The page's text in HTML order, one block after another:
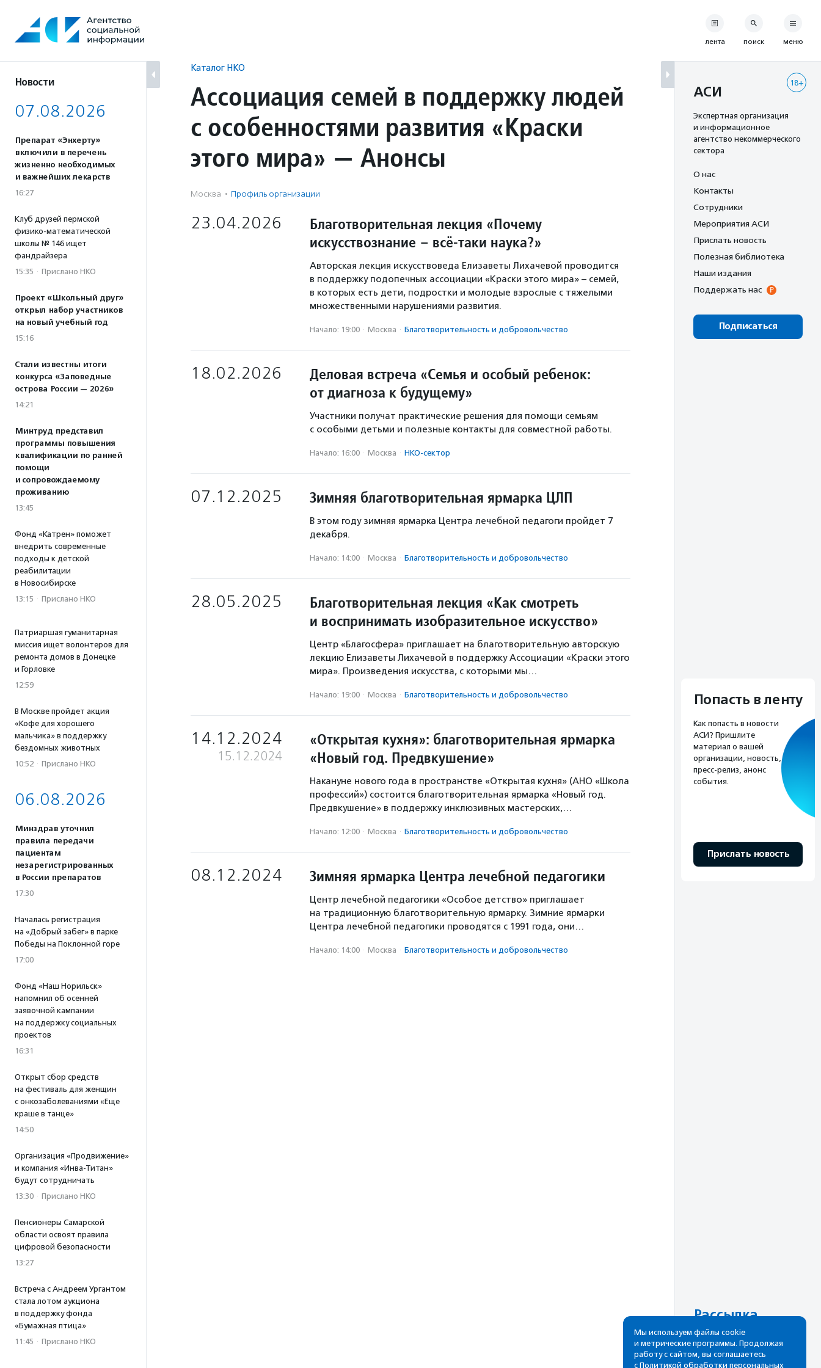
содержанию
Новости
07.08.2026
Препарат «Энхерту»
включили в перечень
жизненно необходимых
и важнейших лекарств
16:27
Клуб друзей пермской
физико-математической
школы № 146 ищет
фандрайзера
15:35 · Прислано НКО
Проект «Школьный друг»
открыл набор участников
на новый учебный год
15:16
Стали известны итоги
конкурса «Заповедные
острова России — 2026»
14:21
Минтруд представил
программы повышения
квалификации по ранней
помощи
и сопровождаемому
проживанию
13:45
Фонд «Катрен» поможет
внедрить современные
подходы к детской
реабилитации
в Новосибирске
13:15 · Прислано НКО
Патриаршая гуманитарная
миссия ищет волонтеров для
ремонта домов в Донецке
и Горловке
12:59
В Москве пройдет акция
«Кофе для хорошего
мальчика» в поддержку
бездомных животных
10:52 · Прислано НКО
06.08.2026
Минздрав уточнил
правила передачи
пациентам
незарегистрированных
в России препаратов
17:30
Началась регистрация
на «Добрый забег» в парке
Победы на Поклонной горе
17:00
Фонд «Наш Норильск»
напомнил об осенней
заявочной кампании
на поддержку социальных
проектов
16:31
Открыт сбор средств
на фестиваль для женщин
с онкозаболеваниями «Еще
краше в танце»
14:50
Организация «Продвижение»
и компания «Инва-Титан»
будут сотрудничать
13:30 · Прислано НКО
Пенсионеры Самарской
области освоят правила
цифровой безопасности
13:27
Встреча с Андреем Ургантом
стала лотом аукциона
в поддержку фонда
«Бумажная птица»
11:45 · Прислано НКО
Каталог НКО
Ассоциация семей в поддержку людей
с особенностями развития «Краски
этого мира» — Анонсы
Москва · Профиль организации
23.04.2026
Благотворительная лекция «Почему
искусствознание – всё-таки наука?»
Авторская лекция искусствоведа Елизаветы Лихачевой проводится
в поддержку подопечных ассоциации «Краски этого мира» – семей,
в которых есть дети, подростки и молодые взрослые с тяжелыми
множественными нарушениями развития.
Начало: 19:00 · Москва · Благотвори­тель­ность и доброволь­чест­во
18.02.2026
Деловая встреча «Семья и особый ребенок:
от диагноза к будущему»
Участники получат практические решения для помощи семьям
с особыми детьми и полезные контакты для совместной работы.
Начало: 16:00 · Москва · НКО-сектор
07.12.2025 Зимняя благотворительная ярмарка ЦЛП
В этом году зимняя ярмарка Центра лечебной педагоги пройдет 7
декабря.
Начало: 14:00 · Москва · Благотвори­тель­ность и доброволь­чест­во
28.05.2025
Благотворительная лекция «Как смотреть
и воспринимать изобразительное искусство»
Центр «Благосфера» приглашает на благотворительную авторскую
лекцию Елизаветы Лихачевой в поддержку Ассоциации «Краски этого
мира». Произведения искусства, с которыми мы…
Начало: 19:00 · Москва · Благотвори­тель­ность и доброволь­чест­во
14.12.2024
15.12.2024
«Открытая кухня»: благотворительная ярмарка
«Новый год. Предвкушение»
Накануне нового года в пространстве «Открытая кухня» (АНО «Школа
профессий») состоится благотворительная ярмарка «Новый год.
Предвкушение» в поддержку инклюзивных мастерских,…
Начало: 12:00 · Москва · Благотвори­тель­ность и доброволь­чест­во
08.12.2024 Зимняя ярмарка Центра лечебной педагогики
Центр лечебной педагогики «Особое детство» приглашает
на традиционную благотворительную ярмарку. Зимние ярмарки
Центра лечебной педагогики проводятся с 1991 года, они…
Начало: 14:00 · Москва · Благотвори­тель­ность и доброволь­чест­во
лента поиск меню
18+
АСИ
Экспертная организация
и информационное
агентство некоммерческого
сектора
О нас
Контакты
Сотрудники
Мероприятия АСИ
Прислать новость
Полезная библиотека
Наши издания
Поддержать нас
Подписаться
Попасть в ленту
Как попасть в новости
АСИ? Пришлите
материал о вашей
организации, новость,
пресс-релиз, анонс
события.
Прислать новость
Рассылка
Cамые свежие новости,
лучшие материалы в вашем
почтовом ящике
Мы используем файлы cookie
и метрические программы. Продолжая
работу с сайтом, вы соглашаетесь
с Политикой обработки персональных